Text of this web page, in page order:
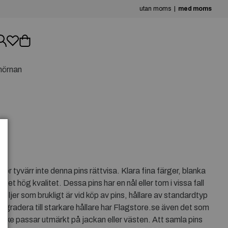
utan moms med moms
tyvärr inte denna pins rättvisa. Klara fina färger, blanka
hög kvalitet. Dessa pins har en nål eller tom i vissa fall
som brukligt är vid köp av pins, hållare av standardtyp
till starkare hållare har Flagstore.se även det som
passar utmärkt på jackan eller västen. Att samla pins